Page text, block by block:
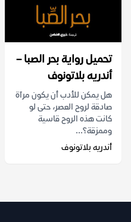
تحميل رواية بحر الصبا –
أندريه بلاتونوف
هل يمكن للأدب أن يكون مرآة
صادقة لروح العصر، حتى لو
كانت هذه الروح قاسية
وممزقة؟...
أندريه بلاتونوف